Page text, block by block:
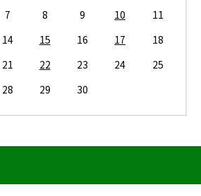
7 8 9 10
11
14 15 16 17
18
21 22 23 24
25
28 29 30